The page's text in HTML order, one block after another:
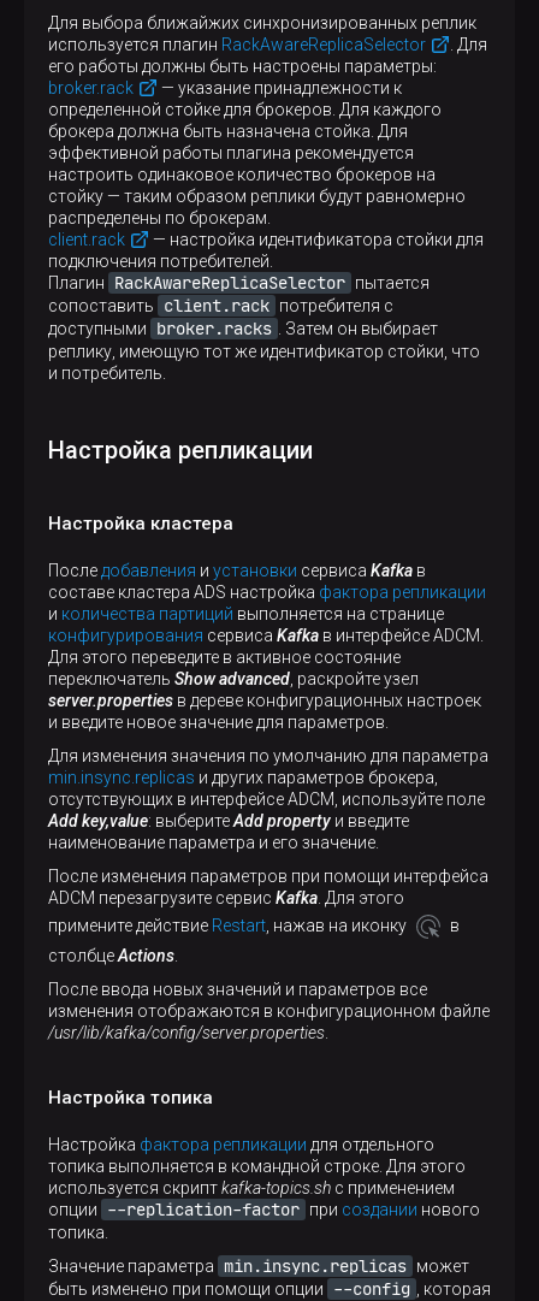
Для выбора ближайжих синхронизированных реплик
используется плагин RackAwareReplicaSelector
. Для
его работы должны быть настроены параметры:
broker.rack
— указание принадлежности к
определенной стойке для брокеров. Для каждого
брокера должна быть назначена стойка. Для
эффективной работы плагина рекомендуется
настроить одинаковое количество брокеров на
стойку — таким образом реплики будут равномерно
распределены по брокерам.
client.rack
— настройка идентификатора стойки для
подключения потребителей.
Плагин
RackAwareReplicaSelector пытается
сопоставить
client.rack потребителя с
доступными
broker.racks
. Затем он выбирает
реплику, имеющую тот же идентификатор стойки, что
и потребитель.
Настройка репликации
Настройка кластера
После добавления и установки сервиса Kafka в
составе кластера ADS настройка фактора репликации
и количества партиций выполняется на странице
конфигурирования сервиса Kafka в интерфейсе ADCM.
Для этого переведите в активное состояние
переключатель Show advanced , раскройте узел
server.properties в дереве конфигурационных настроек
и введите новое значение для параметров.
Для изменения значения по умолчанию для параметра
min.insync.replicas и других параметров брокера,
отсутствующих в интерфейсе ADCM, используйте поле
Add key,value: выберитеAdd property и введите
наименование параметра и его значение.
После изменения параметров при помощи интерфейса
ADCM перезагрузите сервис Kafka . Для этого
примените действие Restart , нажав на иконку
в
столбцеActions
После ввода новых значений и параметров все
изменения отображаются в конфигурационном файле
/usr/lib/kafka/config/server.properties
Настройка топика
Настройка фактора репликации для отдельного
топика выполняется в командной строке. Для этого
используется скриптkafka-topics.sh c применением
опции
--replication-factor при создании нового
топика.
Значение параметра min.insync.replicas может
быть изменено при помощи опции
--config
, которая